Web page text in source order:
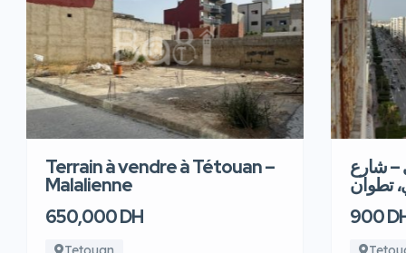
Terrain à vendre à Tétouan –
Malalienne
650,000 DH
– شارع
تطوان
900